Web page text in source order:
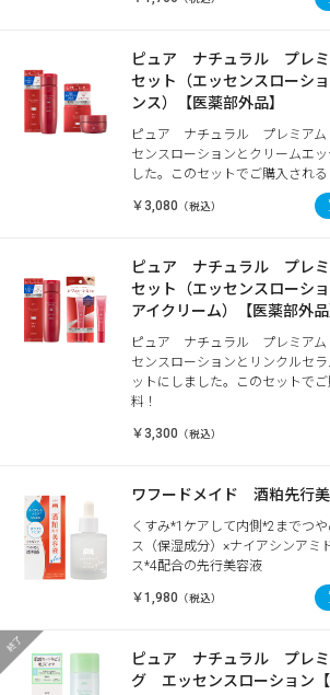
ピュア ナチュラル プレ
セット（エッセンスローシ
ンス）【医薬部外品】
ピュア ナチュラル プレミア
センスローションとクリームエ
した。このセットでご購入される
￥3,080 （税込）
ピュア ナチュラル プレ
セット（エッセンスローシ
アイクリーム）【医薬部外品
ピュア ナチュラル プレミア
センスローションとリンクルセ
ットにしました。このセットで
料！
￥3,300 （税込）
ワフードメイド 酒粕先行
くすみ*1ケアして内側*2までつ
ス（保湿成分）×ナイアシンアミ
ス*4配合の先行美容液
￥1,980 （税込）
ピュア ナチュラル プレ
グ エッセンスローション【